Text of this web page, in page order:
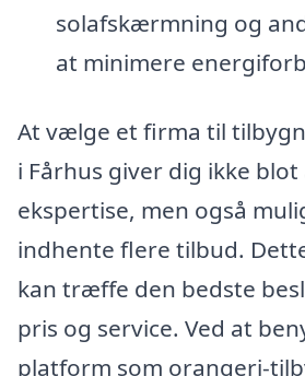
solafskærmning og
at minimere
At vælge et firma til
i Fårhus giver dig ikke
ekspertise, men også
indhente flere tilbud.
kan træffe den bedste
pris og service. Ved at
platform som orangeri-